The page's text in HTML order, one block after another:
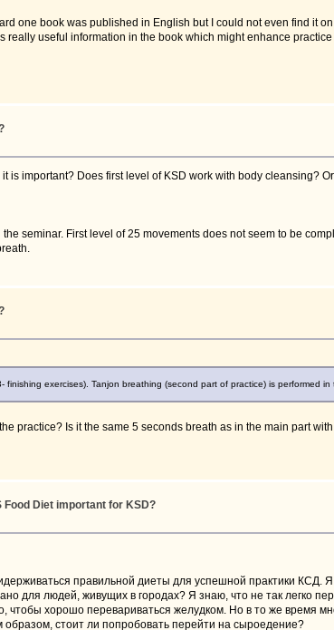
one book was published in English but I could not even find it
useful information in the book which might enhance
important? Does first level of KSD work with body cleansing?
seminar. First level of 25 movements does not seem to be
exercises). Tanjon breathing (second part of practice) is performed in
practice? Is it the same 5 seconds breath as in the main part
Diet important for KSD?
правильной диеты для успешной практики КСД.
для людей, живущих в городах? Я знаю, что не так легко
хорошо перевариваться желудком. Но в то же время
стоит ли попробовать перейти на сыроедение?